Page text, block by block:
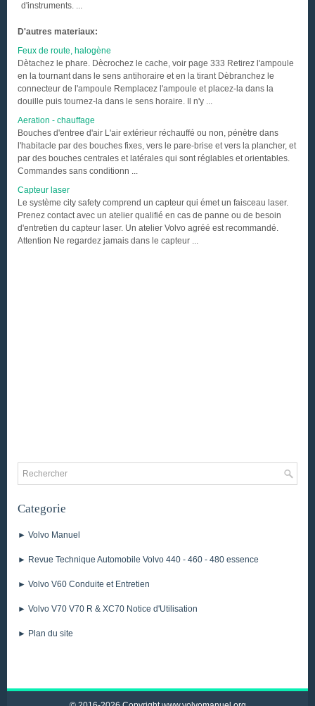
d'instruments. ...
D'autres materiaux:
Feux de route, halogène
Dètachez le phare. Dècrochez le cache, voir page 333 Retirez l'ampoule
en la tournant dans le sens antihoraire et en la tirant Dèbranchez le
connecteur de l'ampoule Remplacez l'ampoule et placez-la dans la
douille puis tournez-la dans le sens horaire. Il n'y ...
Aeration - chauffage
Bouches d'entree d'air L'air extérieur réchauffé ou non, pénètre dans
l'habitacle par des bouches fixes, vers le pare-brise et vers la plancher, et
par des bouches centrales et latérales qui sont réglables et orientables.
Commandes sans conditionn ...
Capteur laser
Le système city safety comprend un capteur qui émet un faisceau laser.
Prenez contact avec un atelier qualifié en cas de panne ou de besoin
d'entretien du capteur laser. Un atelier Volvo agréé est recommandé.
Attention Ne regardez jamais dans le capteur ...
Categorie
► Volvo Manuel
► Revue Technique Automobile Volvo 440 - 460 - 480 essence
► Volvo V60 Conduite et Entretien
► Volvo V70 V70 R & XC70 Notice d'Utilisation
► Plan du site